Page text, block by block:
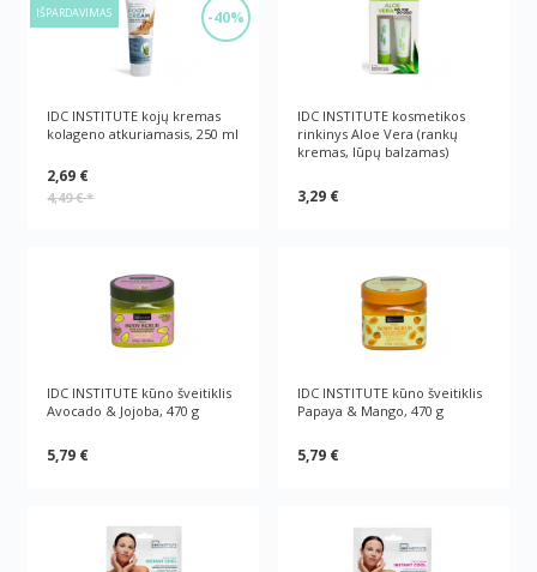
-40%
IŠPARDAVIMAS
IDC INSTITUTE kojų kremas
kolageno atkuriamasis, 250 ml
2,69 €
4,49 €*
IDC INSTITUTE kosmetikos
rinkinys Aloe Vera (rankų
kremas, lūpų balzamas)
3,29 €
IDC INSTITUTE kūno šveitiklis
Avocado & Jojoba, 470 g
5,79 €
IDC INSTITUTE kūno šveitiklis
Papaya & Mango, 470 g
5,79 €